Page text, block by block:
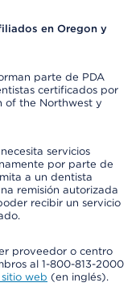
en Oregon y
parte de PDA
certificados por
of the Northwest y
servicios
por parte de
a un dentista
remisión autorizada
recibir un servicio
proveedor o centro
al 1-800-813-2000
web (en inglés).